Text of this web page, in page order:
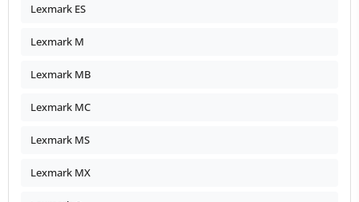
Lexmark ES
Lexmark M
Lexmark MB
Lexmark MC
Lexmark MS
Lexmark MX